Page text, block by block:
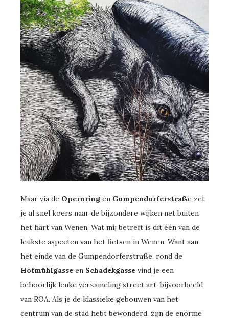
Maar via de Opernring en Gumpendorferstraße zet
je al snel koers naar de bijzondere wijken net buiten
het hart van Wenen. Wat mij betreft is dit één van de
leukste aspecten van het fietsen in Wenen. Want aan
het einde van de Gumpendorferstraße, rond de
Hofmühlgasse en Schadekgasse vind je een
behoorlijk leuke verzameling street art, bijvoorbeeld
van ROA. Als je de klassieke gebouwen van het
centrum van de stad hebt bewonderd, zijn de enorme